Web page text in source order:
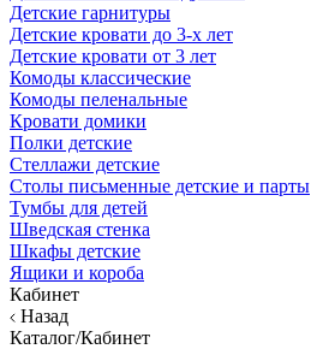
Детские гарнитуры
Детские кровати до 3-х лет
Детские кровати от 3 лет
Комоды классические
Комоды пеленальные
Кровати домики
Полки детские
Стеллажи детские
Столы письменные детские и парты
Тумбы для детей
Шведская стенка
Шкафы детские
Ящики и короба
Кабинет
Назад
Каталог/Кабинет